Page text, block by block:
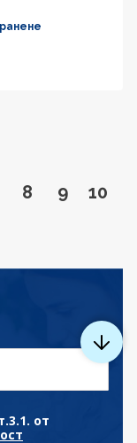
to page
Go to page
8 Go to
9 Go
10
next page
от